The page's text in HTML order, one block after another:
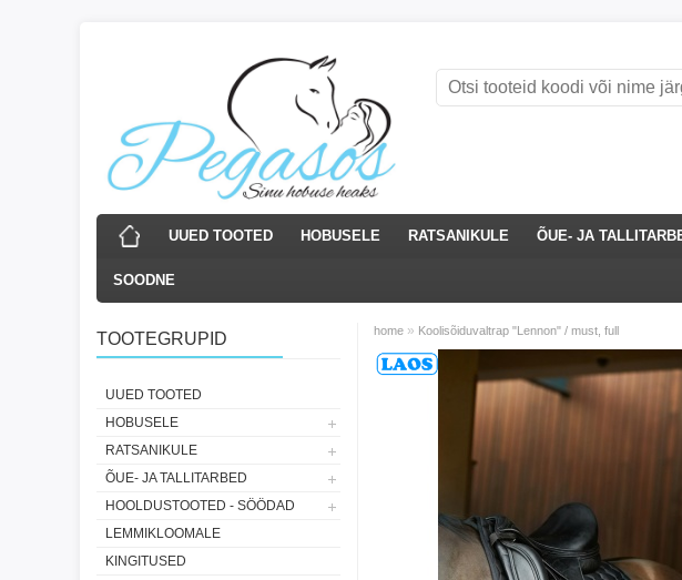
UUED TOOTED HOBUSELE RATSANIKULE ÕUE- JA
SOODNE
TOOTEGRUPID
UUED TOOTED
HOBUSELE
RATSANIKULE
ÕUE- JA TALLITARBED
HOOLDUSTOOTED - SÖÖDAD
LEMMIKLOOMALE
KINGITUSED
home » Koolisõiduvaltrap "Lennon" / must, full